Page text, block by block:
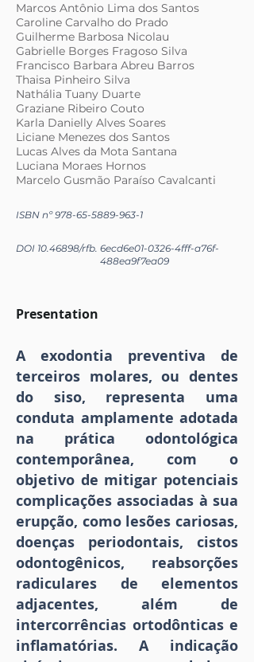
Marcos Antônio Lima dos Santos
Caroline Carvalho do Prado
Guilherme Barbosa Nicolau
Gabrielle Borges Fragoso Silva
Francisco Barbara Abreu Barros
Thaisa Pinheiro Silva
Nathália Tuany Duarte
Graziane Ribeiro Couto
Karla Danielly Alves Soares
Liciane Menezes dos Santos
Lucas Alves da Mota Santana
Luciana Moraes Hornos
Marcelo Gusmão Paraíso Cavalcanti
ISBN nº978-65-5889-963-1
DOI 10.46898/rfb. 6ecd6e01-0326-4fff-a76f-
488ea9f7ea09
Presentation
A exodontia preventiva de
terceiros molares, ou dentes
do siso, representa uma
conduta amplamente adotada
na prática odontológica
contemporânea, com o
objetivo de mitigar potenciais
complicações associadas à sua
erupção, como lesões cariosas,
doenças periodontais, cistos
odontogênicos, reabsorções
radiculares de elementos
adjacentes, além de
intercorrências ortodônticas e
inflamatórias. A indicação